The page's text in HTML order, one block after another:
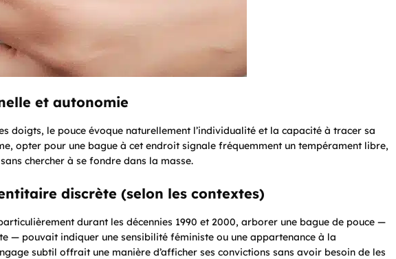
et autonomie
doigts, le pouce évoque naturellement l’individualité et la capacité à tracer sa
opter pour une bague à cet endroit signale fréquemment un tempérament libre,
chercher à se fondre dans la masse.
discrète (selon les contextes)
durant les décennies 1990 et 2000, arborer une bague de pouce —
— pouvait indiquer une sensibilité féministe ou une appartenance à la
subtil offrait une manière d’afficher ses convictions sans avoir besoin de les